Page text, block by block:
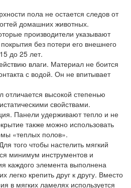
пола не остается следов от
домашних животных.
производители указывают
без потери его внешнего
до 25 лет.
влаги. Материал не боится
с водой. Он не впитывает
отличается высокой степенью
свойствами.
Панели удерживают тепло и не
также можно использовать
«теплых полов».
того чтобы настелить мягкий
минимум инструментов и
каждого элемента выполнена
легко крепить друг к другу. Вместо
в мягких ламелях используется